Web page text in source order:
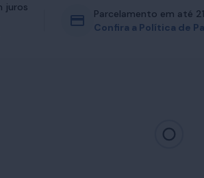
juros
Parcelamento em até
Confira a Política de